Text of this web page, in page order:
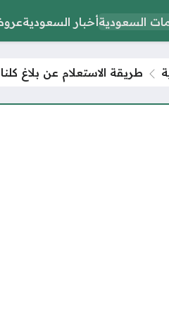
السعوديةأخبار السعودية
طريقة الاستعلام عن بلاغ